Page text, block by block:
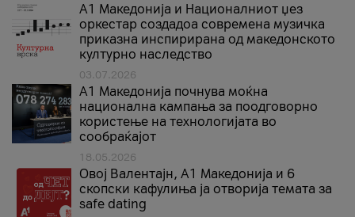
А1 Македонија и Националниот џез
оркестар создадоа современа музичка
приказна инспирирана од македонското
културно наследство
03.07.2026
A1 Македонија почнува моќна
национална кампања за поодговорно
користење на технологијата во
сообраќајот
18.05.2026
Овој Валентајн, A1 Македонија и 6
скопски кафулиња ја отворија темата за
safe dating